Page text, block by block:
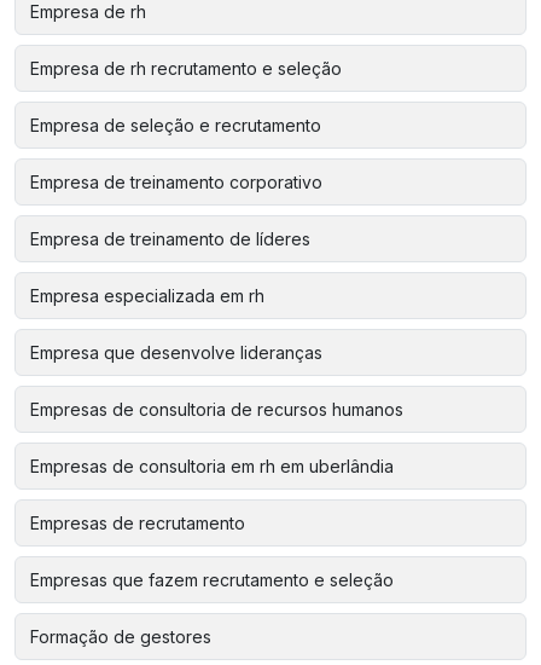
Empresa de rh
Empresa de rh recrutamento e seleção
Empresa de seleção e recrutamento
Empresa de treinamento corporativo
Empresa de treinamento de líderes
Empresa especializada em rh
Empresa que desenvolve lideranças
Empresas de consultoria de recursos humanos
Empresas de consultoria em rh em uberlândia
Empresas de recrutamento
Empresas que fazem recrutamento e seleção
Formação de gestores